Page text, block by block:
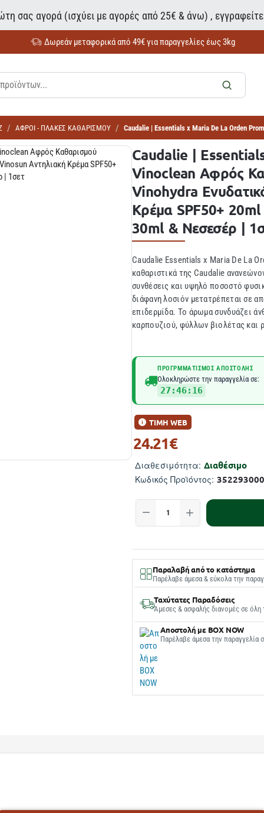
σας αγορά (ισχύει με αγορές από 25€ & άνω) ,
Δωρεάν μεταφορικά από 49€ για παραγγελίες έως 3kg
ΑΦΡΟΙ - ΠΛΑΚΕΣ ΚΑΘΑΡΙΣΜΟΥ Caudalie | Essentials x Maria De La Orden
Caudalie |
Vinoclean Αφρός
Vinohydra
Κρέμα SPF50+
30ml & Νεσεσέρ |
Caudalie Essentials x Maria De La
καθαριστικά της Caudalie
συνθέσεις και υψηλό ποσοστό
διάφανη λοσιόν μετατρέπεται σε
επιδερμίδα. Το άρωμα συνδυάζει
καρπουζιού, φύλλων βιολέτας και
ΠΡΟΓΡΜΜΑΤΙΣΜΌΣ ΑΠΟΣΤΟΛΉΣ
Ολοκληρώστε την παραγγελία σε:
27:46:15
Διαθεσιμότητα: Διαθέσιμο
Κωδικός Προϊόντος:
ΤΙΜΗ WEB
24.21€
Παραλαβή από το κατάστημα
Παρέλαβε άμεσα & εύκολα την
Ταχύτατες Παραδόσεις
Άμεσες & ασφαλής διανομές σε όλη
Αποστολή με BOX NOW
Παρέλαβε άμεσα την παραγγελία